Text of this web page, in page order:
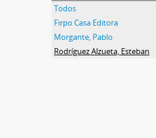
Todos
Firpo Casa Editora
Morgante, Pablo
Rodríguez Alzueta, Esteban